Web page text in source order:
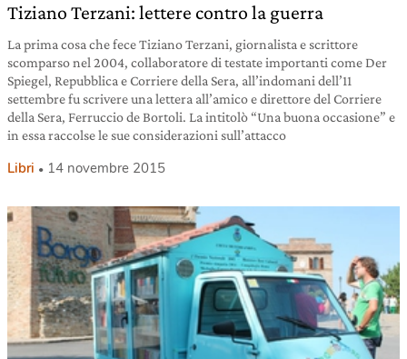
Tiziano Terzani: lettere contro la guerra
La prima cosa che fece Tiziano Terzani, giornalista e scrittore
scomparso nel 2004, collaboratore di testate importanti come Der
Spiegel, Repubblica e Corriere della Sera, all’indomani dell’11
settembre fu scrivere una lettera all’amico e direttore del Corriere
della Sera, Ferruccio de Bortoli. La intitolò “Una buona occasione” e
in essa raccolse le sue considerazioni sull’attacco
Libri 14 novembre 2015